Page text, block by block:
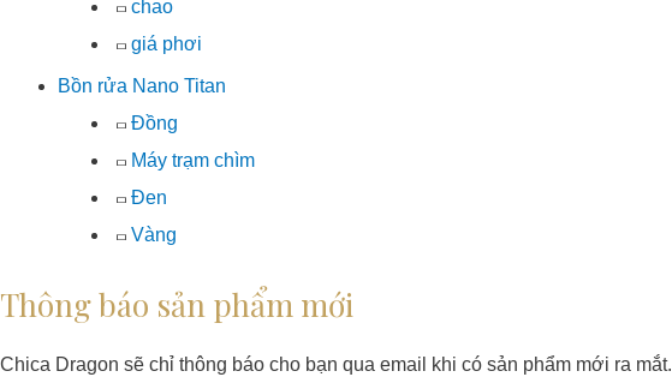
chao
giá phơi
Bồn rửa Nano Titan
Đồng
Máy trạm chìm
Đen
Vàng
Thông báo sản phẩm mới
Chica Dragon sẽ chỉ thông báo cho bạn qua email khi có sản phẩm mới ra mắt.